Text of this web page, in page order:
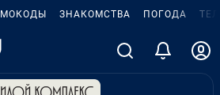
ЗНАКОМСТВА ПОГОДА